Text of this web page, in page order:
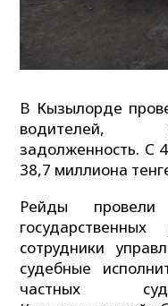
В Кызылорде
водителей,
задолженность. С
38,7 миллиона
Рейды провели
сотрудники
судебные
частных